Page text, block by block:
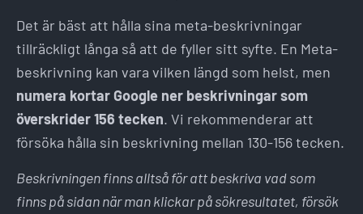
Det är bäst att hålla sina meta-beskrivningar
tillräckligt långa så att de fyller sitt syfte. En Meta-
beskrivning kan vara vilken längd som helst, men
numera kortar Google ner beskrivningar som
överskrider 156 tecken. Vi rekommenderar att
försöka hålla sin beskrivning mellan 130-156 tecken.
Beskrivningen finns alltså för att beskriva vad som
finns på sidan när man klickar på sökresultatet, försök